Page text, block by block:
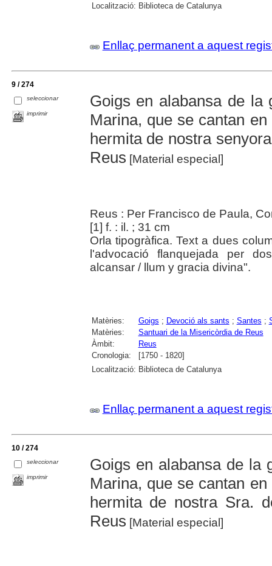
Localització: Biblioteca de Catalunya
Enllaç permanent a aquest
9 / 274
seleccionar
imprimir
Goigs en alabansa de la
Marina, que se cantan
hermita de nostra
Reus [Material especial]
Reus : Per Francisco de Paula,
[1] f. : il. ; 31 cm
Orla tipogràfica. Text a dues
l'advocació flanquejada per
alcansar / llum y gracia divina".
Matèries: Goigs ; Devoció als sants ; Santes ;
Matèries:
Santuari de la Misericòrdia de Reus
Àmbit:
Reus
Cronologia:
[1750 - 1820]
Localització: Biblioteca de Catalunya
Enllaç permanent a aquest
10 / 274
seleccionar
imprimir
Goigs en alabansa de la
Marina, que se cantan
hermita de nostra Sra.
Reus [Material especial]